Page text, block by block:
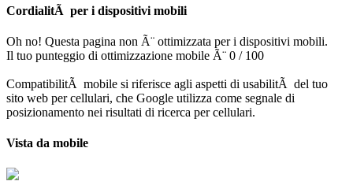
CordialitÃ per i dispositivi mobili
Oh no! Questa pagina non Ã¨ ottimizzata per i dispositivi mobili.
Il tuo punteggio di ottimizzazione mobile Ã¨ 0 / 100
CompatibilitÃ mobile si riferisce agli aspetti di usabilitÃ del tuo
sito web per cellulari, che Google utilizza come segnale di
posizionamento nei risultati di ricerca per cellulari.
Vista da mobile